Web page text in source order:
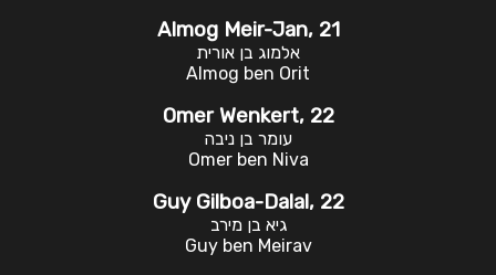
Almog Meir-Jan, 21
אלמוג בן אורית
Almog ben Orit
Omer Wenkert, 22
עומר בן ניבה
Omer ben Niva
Guy Gilboa-Dalal, 22
גיא בן מירב
Guy ben Meirav